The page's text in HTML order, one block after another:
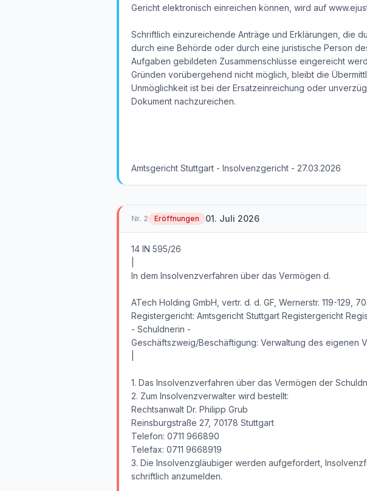
Gericht elektronisch einreichen können, wird auf
Schriftlich einzureichende Anträge und Erklärungen, die
durch eine Behörde oder durch eine juristische Person
Aufgaben gebildeten Zusammenschlüsse eingereicht
Gründen vorübergehend nicht möglich, bleibt die
Unmöglichkeit ist bei der Ersatzeinreichung oder
Dokument nachzureichen.
Amtsgericht Stuttgart - Insolvenzgericht - 27.03.2026
Nr. 2 Eröffnungen 01. Juli 2026
14 IN 595/26
In dem Insolvenzverfahren über das Vermögen d.
ATech Holding GmbH, vertr. d. d. GF, Wernerstr. 119-129,
Registergericht: Amtsgericht Stuttgart Registergericht
- Schuldnerin -
Geschäftszweig/Beschäftigung: Verwaltung des eigenen
1. Das Insolvenzverfahren über das Vermögen der
2. Zum Insolvenzverwalter wird bestellt:
Rechtsanwalt Dr. Philipp Grub
Reinsburgstraße 27, 70178 Stuttgart
Telefon: 0711 966890
Telefax: 0711 9668919
3. Die Insolvenzgläubiger werden aufgefordert,
schriftlich anzumelden.